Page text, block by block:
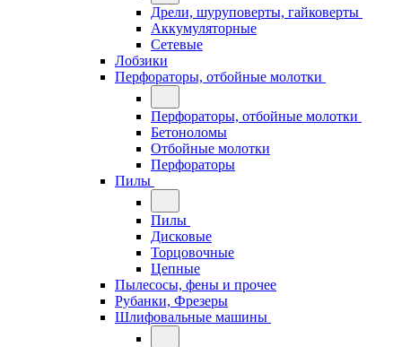
Дрели, шуруповерты, гайковерты
Аккумуляторные
Сетевые
Лобзики
Перфораторы, отбойные молотки
Перфораторы, отбойные молотки
Бетоноломы
Отбойные молотки
Перфораторы
Пилы
Пилы
Дисковые
Торцовочные
Цепные
Пылесосы, фены и прочее
Рубанки, Фрезеры
Шлифовальные машины